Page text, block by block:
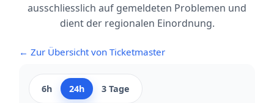
ausschliesslich auf gemeldeten Problemen und
dient der regionalen Einordnung.
← Zur Übersicht von Ticketmaster
6h 24h
3 Tage